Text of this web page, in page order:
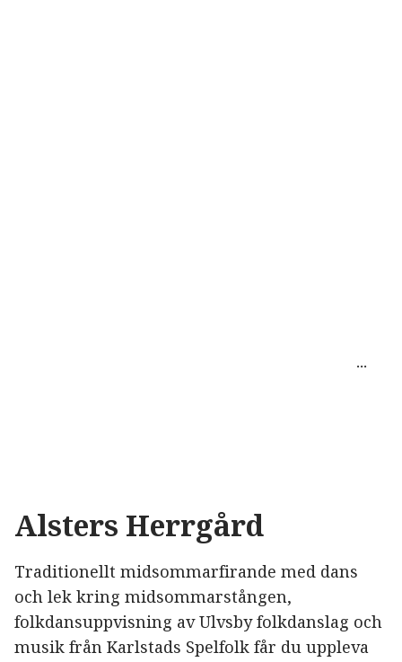
Alsters Herrgård
Traditionellt midsommarfirande med dans
och lek kring midsommarstången,
folkdansuppvisning av Ulvsby folkdanslag och
musik från Karlstads Spelfolk får du uppleva